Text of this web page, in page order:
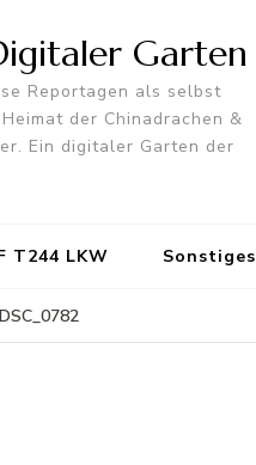
Garten
Reportagen als selbst
der Chinadrachen &
Ein digitaler Garten der
T244 LKW Sonstiges
DSC_0782